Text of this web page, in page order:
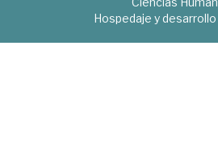
Hospedaje y desarrollo